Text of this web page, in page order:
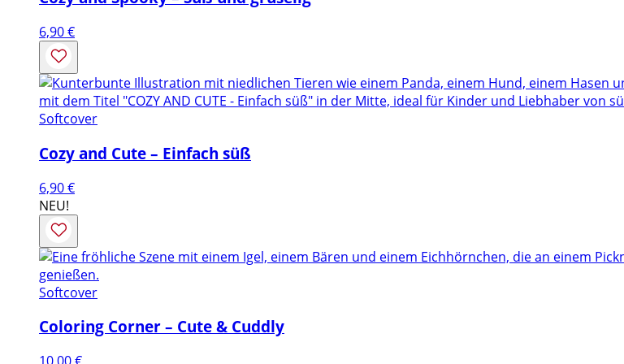
6,90€
Softcover
Cozy and Cute – Einfach süß
6,90€
NEU!
Softcover
Coloring Corner – Cute & Cuddly